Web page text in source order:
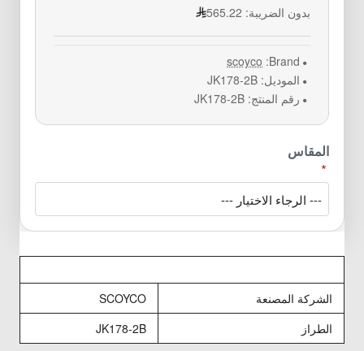
بدون الضريبة: 565.22
Brand:
scoyco
الموديل: JK178-2B
رقم المنتج: JK178-2B
المقاس
الشركة المصنعة
SCOYCO
الطراز
JK178-2B